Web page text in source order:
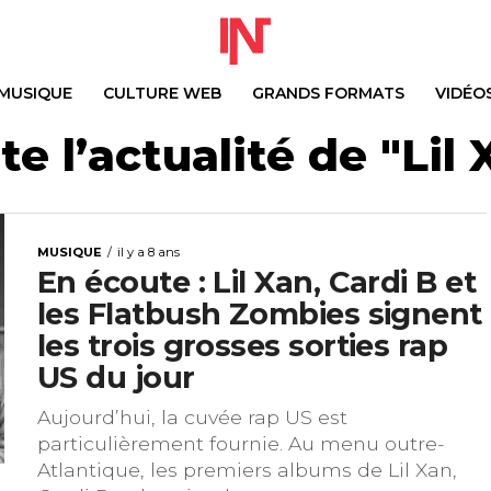
CULTURE WEB GRANDS FORMATS
l’actualité de "Lil
MUSIQUE il y a 8 ans
En écoute : Lil Xan, Cardi B et
les Flatbush Zombies signent
les trois grosses sorties rap
US du jour
Aujourd’hui, la cuvée rap US est
particulièrement fournie. Au menu outre-
Atlantique, les premiers albums de Lil Xan,